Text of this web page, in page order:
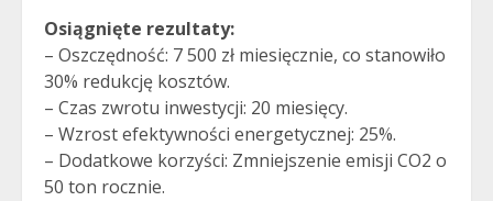
Osiągnięte rezultaty:
– Oszczędność: 7 500 zł miesięcznie, co stanowiło
30% redukcję kosztów.
– Czas zwrotu inwestycji: 20 miesięcy.
– Wzrost efektywności energetycznej: 25%.
– Dodatkowe korzyści: Zmniejszenie emisji CO2 o
50 ton rocznie.